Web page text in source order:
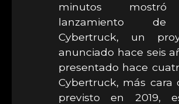
minutos
lanzamiento
Cybertruck, un
anunciado hace seis
presentado hace
Cybertruck, más cara
previsto en 2019,